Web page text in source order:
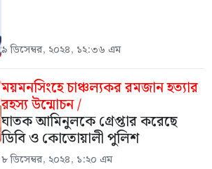
৯ ডিসেম্বর, ২০২৪, ১২:৩৬ এম
ময়মনসিংহে চাঞ্চল্যকর রমজান হত্যার
রহস্য উন্মোচন /
ঘাতক আমিনুলকে গ্রেপ্তার করেছে
ডিবি ও কোতোয়ালী পুলিশ
৮ ডিসেম্বর, ২০২৪, ১:২০ এম